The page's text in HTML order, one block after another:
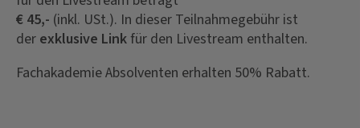
€ 45,- (inkl. USt.). In dieser Teilnahmegebühr ist
der exklusive Linkfür den Livestream enthalten.
Fachakademie Absolventen erhalten 50% Rabatt.